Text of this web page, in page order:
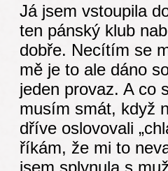
Já jsem vstoupila
ten pánský klub
dobře. Necítím se
mě je to ale dáno
jeden provaz. A co
musím smát, když
dříve oslovovali
říkám, že mi to
jsem splynula s